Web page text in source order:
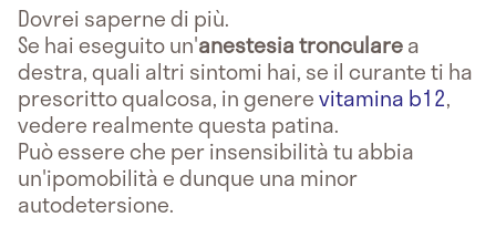
Dovrei saperne di più.
Se hai eseguito un'anestesia troncularea
destra, quali altri sintomi hai, se il curante ti ha
prescritto qualcosa, in generevitamina b12,
vedere realmente questa patina.
Può essere che per insensibilità tu abbia
un'ipomobilità e dunque una minor
autodetersione.